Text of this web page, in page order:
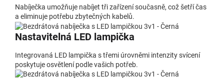
Nabíječka umožňuje nabíjet tři zařízení současně, což šetří čas
a eliminuje potřebu zbytečných kabelů.
Nastavitelná LED lampička
Integrovaná LED lampička s třemi úrovněmi intenzity svícení
poskytuje osvětlení podle vašich potřeb.